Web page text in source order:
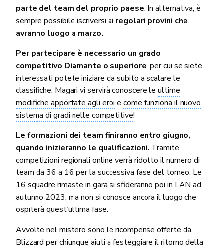
parte del team del proprio paese. In alternativa, è
sempre possibile iscriversi ai regolari provini che
avranno luogo a marzo.
Per partecipare è necessario un grado
competitivo Diamante o superiore, per cui se siete
interessati potete iniziare da subito a scalare le
classifiche. Magari vi servirà conoscere leultime
modifiche apportate agli eroi ecome funziona il nuovo
sistema di gradi nelle competitive!
Le formazioni dei team finiranno entro giugno,
quando inizieranno le qualificazioni. Tramite
competizioni regionali online verrà ridotto il numero di
team da 36 a 16 per la successiva fase del torneo. Le
16 squadre rimaste in gara si sfideranno poi in LAN ad
autunno 2023, ma non si conosce ancora il luogo che
ospiterà quest’ultima fase.
Avvolte nel mistero sono le ricompense offerte da
Blizzard per chiunque aiuti a festeggiare il ritorno della